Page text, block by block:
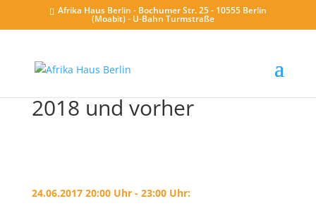
Afrika Haus Berlin - Bochumer Str. 25 - 10555 Berlin
(Moabit) - U-Bahn Turmstraße
2018 und vorher
24.06.2017 20:00 Uhr - 23:00 Uhr: